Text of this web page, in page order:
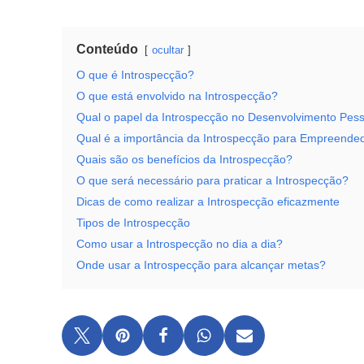
Conteúdo ocultar
O que é Introspecção?
O que está envolvido na Introspecção?
Qual o papel da Introspecção no Desenvolvimento
Qual é a importância da Introspecção para
Quais são os benefícios da Introspecção?
O que será necessário para praticar a Introspecção?
Dicas de como realizar a Introspecção eficazmente
Tipos de Introspecção
Como usar a Introspecção no dia a dia?
Onde usar a Introspecção para alcançar metas?